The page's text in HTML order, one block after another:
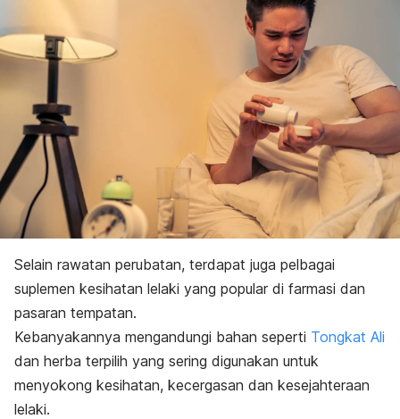
Selain rawatan perubatan, terdapat juga pelbagai
suplemen kesihatan lelaki yang popular di farmasi dan
pasaran tempatan.
Kebanyakannya mengandungi bahan seperti Tongkat Ali
dan herba terpilih yang sering digunakan untuk
menyokong kesihatan, kecergasan dan kesejahteraan
lelaki.